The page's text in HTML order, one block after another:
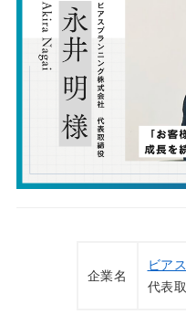
企業名
ビア
代表